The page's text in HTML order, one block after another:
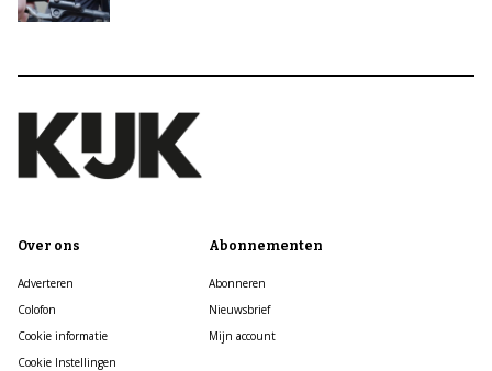
Over ons
Adverteren
Colofon
Cookie informatie
Cookie Instellingen
Abonnementen
Abonneren
Nieuwsbrief
Mijn account